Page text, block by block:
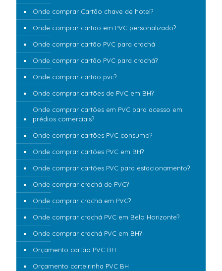
Onde comprar Cartão chave de hotel?
Onde comprar cartão em PVC personalizado?
Onde comprar cartão PVC para crachá
Onde comprar cartão PVC para crachá?
Onde comprar cartão pvc?
Onde comprar cartões de PVC em BH?
Onde comprar cartões em PVC para acesso em
prédios comerciais?
Onde comprar cartões PVC consumo?
Onde comprar cartões PVC em BH?
Onde comprar cartões PVC para estacionamento?
Onde comprar crachá de PVC?
Onde comprar crachá em PVC?
Onde comprar crachá PVC em Belo Horizonte?
Onde comprar crachá PVC em BH?
Orçamento cartão PVC BH
Orçamento carteirinha PVC BH